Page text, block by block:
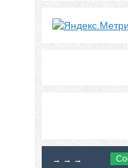
→ → →